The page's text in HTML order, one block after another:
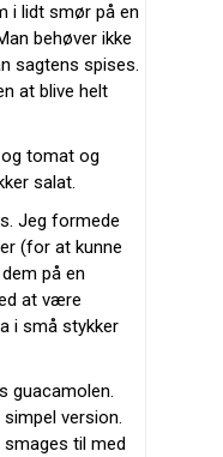
i lidt smør på en
behøver ikke
sagtens spises.
at blive helt
tomat og
salat.
Jeg formede
(for at kunne
på en
at være
i små stykker
guacamolen.
version.
til med